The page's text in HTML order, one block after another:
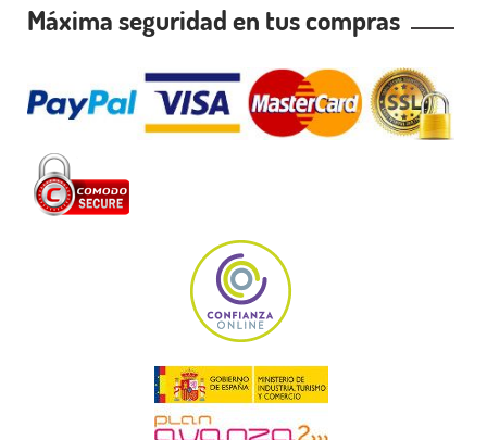
Máxima seguridad en tus compras